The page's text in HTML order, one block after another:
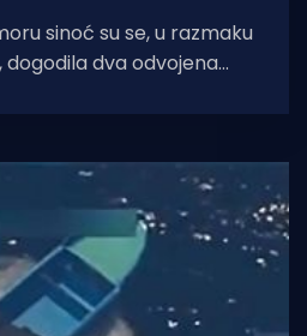
sinoć su se, u razmaku
dva odvojena